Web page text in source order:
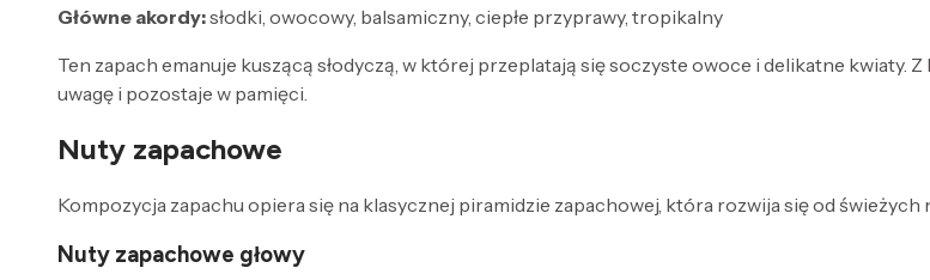
Główne akordy:słodki, owocowy, balsamiczny, ciepłe przyprawy, tropikalny
Ten zapach emanuje kuszącą słodyczą, w której przeplatają się soczyste owoce i delikatne kwiaty.
uwagę i pozostaje w pamięci.
Nuty zapachowe
Kompozycja zapachu opiera się na klasycznej piramidzie zapachowej, która rozwija się od świeżych
Nuty zapachowe głowy